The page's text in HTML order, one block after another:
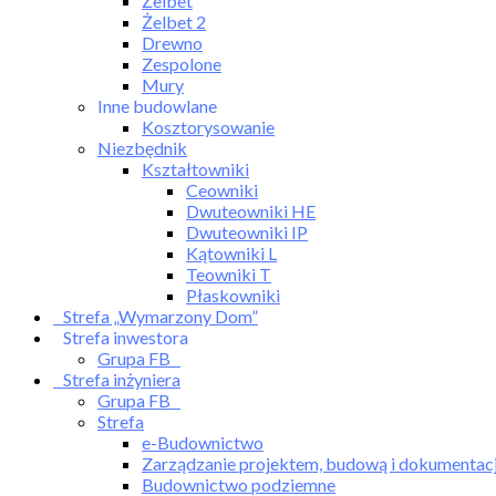
Żelbet 2
Drewno
Zespolone
Mury
Inne budowlane
Kosztorysowanie
Niezbędnik
Kształtowniki
Ceowniki
Dwuteowniki HE
Dwuteowniki IP
Kątowniki L
Teowniki T
Płaskowniki
Strefa „Wymarzony Dom”
Strefa inwestora
Grupa FB
Strefa inżyniera
Grupa FB
Strefa
e-Budownictwo
Zarządzanie projektem, budową i
Budownictwo podziemne